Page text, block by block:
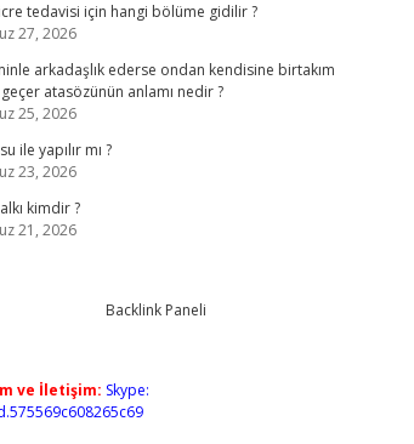
tedavisi için hangi bölüme gidilir ?
27, 2026
arkadaşlık ederse ondan kendisine birtakım
atasözünün anlamı nedir ?
25, 2026
ile yapılır mı ?
23, 2026
kimdir ?
21, 2026
ve İletişim: Skype: